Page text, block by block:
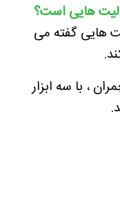
هایی است؟
هایی گفته می
، با سه ابزار